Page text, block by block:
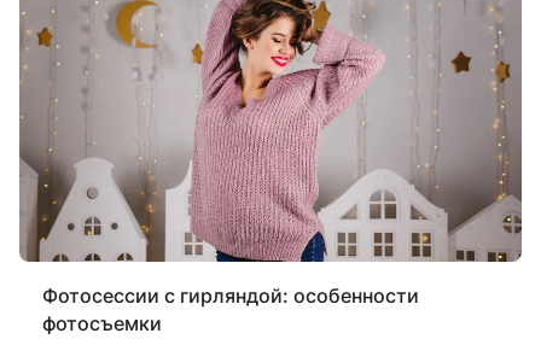
Фотосессии с гирляндой: особенности
фотосъемки